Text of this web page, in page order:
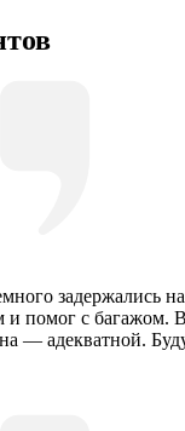
задержались
и помог с багажом.
— адекватной.